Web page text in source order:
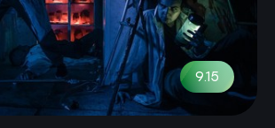
9.15